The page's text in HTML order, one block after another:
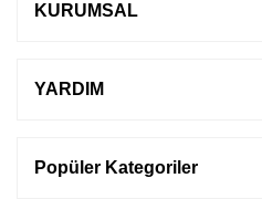
KURUMSAL
YARDIM
Popüler Kategoriler